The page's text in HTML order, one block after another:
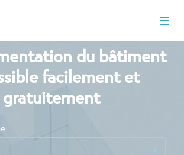
du bâtiment
facilement et
gratuitement